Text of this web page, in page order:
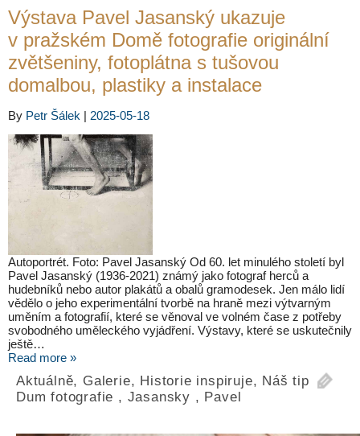
Výstava Pavel Jasanský ukazuje
v pražském Domě fotografie originální
zvětšeniny, fotoplátna s tušovou
domalbou, plastiky a instalace
By Petr Šálek | 2025-05-18
Autoportrét. Foto: Pavel Jasanský Od 60. let minulého století byl
Pavel Jasanský (1936-2021) známý jako fotograf herců a
hudebníků nebo autor plakátů a obalů gramodesek. Jen málo lidí
vědělo o jeho experimentální tvorbě na hraně mezi výtvarným
uměním a fotografií, které se věnoval ve volném čase z potřeby
svobodného uměleckého vyjádření. Výstavy, které se uskutečnily
ještě…
Read more »
Aktuálně, Galerie, Historie inspiruje, Náš tip
Dum fotografie , Jasansky , Pavel